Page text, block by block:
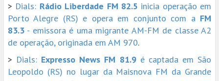
> Dials: Rádio Liberdade FM 82.5 inicia operação em
Porto Alegre (RS) e opera em conjunto com a FM
83.3 - emissora é uma migrante AM-FM de classe A2
de operação, originada em AM 970.
> Dials: Expresso News FM 81.9é captada em São
Leopoldo (RS) no lugar da Maisnova FM da Grande